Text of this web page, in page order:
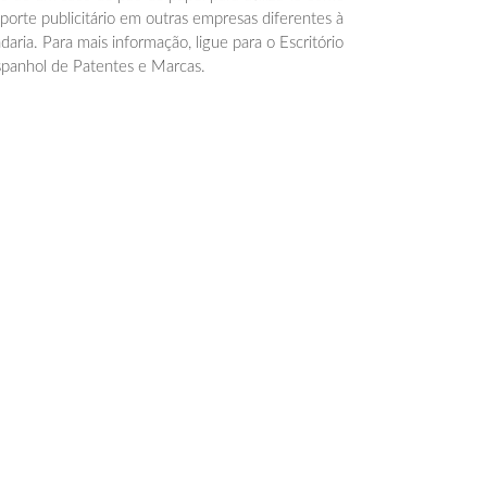
publicitário em outras empresas diferentes à
Para mais informação, ligue para o Escritório
de Patentes e Marcas.